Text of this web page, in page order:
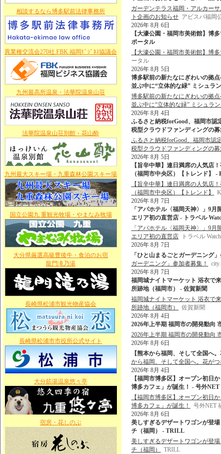
相談するなら博多駅前法律事務所
異業種交流会270社.FBK.福岡ﾋﾞｼﾞﾈｽ協議会
九州最高所温泉・法華院温泉山荘
法華院温泉山荘別館・花山酔
九州最大スキー場・九重森林公園スキー場
国立公園九 重観光牧場・やまなみ牧場
大分県厳選高級豊後牛・食泊のお宿
龍門滝乃湯
長崎県松浦市観光物産協会
長崎県松浦市市役所公式サイト
大分筋湯温泉悠々亭
宿房・花しのぶ
ガーデンテラス福岡・アルカー
ト企画のお知らせ アビスパ福岡
2026年 8月 6日
【大濠公園・福岡市美術館】博
ポータル
【大濠公園・福岡市美術館】博
ータル
2026年 8月 5日
博多駅前の新たなにぎわいの拠
並ぶ中に“立体的な緑” ミシュラ
博多駅前の新たなにぎわいの拠
並ぶ中に“立体的な緑” ミシュラ
2026年 8月 4日
ふるさと納税forGood、福岡市認
税型クラウドファンディングの
ふるさと納税forGood、福岡市認
税型クラウドファンディングの
2026年 8月 5日
【旨辛中華】連日満席の人気店
（福岡市中央区）【トレンド】
【旨辛中華】連日満席の人気店
（福岡市中央区）【トレンド】
2026年 8月 7日
「アパホテル〈福岡天神〉」9
エリア初の直営店 - トラベル
「アパホテル〈福岡天神〉」9
エリア初の直営店
トラベル Watch
2026年 8月 7日
「ひと山まるごとガーデニング
ガーデニング」参加者募集！
2026年 8月 7日
福岡城ナイトマーケット 浴衣で
所跡地（福岡市） - 佐賀新聞
福岡城ナイトマーケット 浴衣で
所跡地（福岡市）
佐賀新聞
2026年 8月 4日
2026年上半期 福岡市の開発動向
2026年上半期 福岡市の開発動向
2026年 8月 6日
【熊本から福岡、そして全国へ
から福岡、そして全国へ。花が
2026年 8月 4日
【福岡市博多区】オープン初日
博多カフェ」が誕生！ - 号外
【福岡市博多区】オープン初日
博多カフェ」が誕生！
号外NET
2026年 8月 6日
美しすぎるデザートワゴンが登
チ（福岡） - TRILL
美しすぎるデザートワゴンが登
チ（福岡）
TRILL